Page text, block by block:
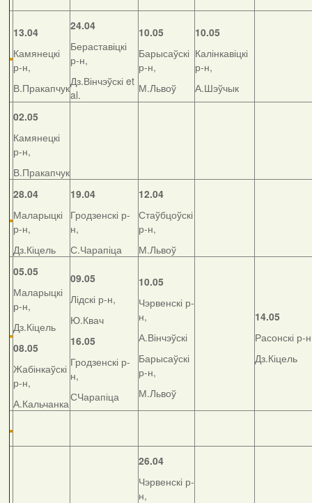
13.04
Камянецкі
р-н,
В.Пракапчук
24.04
Бераставіцкі
р-н,
Дз.Вінчэўскі et
al.
10.05
Барысаўскі
р-н,
М.Львоў
10.05
Калінкавіцкі
р-н,
А.Шэўчык
02.05
Камянецкі
р-н,
В.Пракапчук
28.04
Маларыцкі
р-н,
Дз.Кіцель
19.04
Гродзенскі р-
н,
С.Чарапіца
12.04
Стаўбцоўскі
р-н,
М.Львоў
05.05
Маларыцкі
р-н,
Дз.Кіцель
08.05
Жабінкаўскі
р-н,
А.Кальчанка
09.05
Лідскі р-н,
Ю.Квач
16.05
Гродзенскі р-
н,
СЧарапіца
10.05
Чэрвенскі р-
н,
А.Вінчэўскі
Барысаўскі
р-н,
М.Львоў
14.05
Расонскі р-
Дз.Кіцель
26.04
Чэрвенскі р-
н,